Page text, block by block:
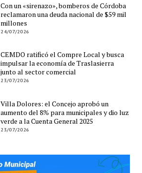
Con un «sirenazo», bomberos de Córdoba
reclamaron una deuda nacional de $59 mil
millones
24/07/2026
CEMDO ratificó el Compre Local y busca
impulsar la economía de Traslasierra
junto al sector comercial
23/07/2026
Villa Dolores: el Concejo aprobó un
aumento del 8% para municipales y dio luz
verde a la Cuenta General 2025
23/07/2026